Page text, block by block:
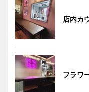
店内カ
フラワ